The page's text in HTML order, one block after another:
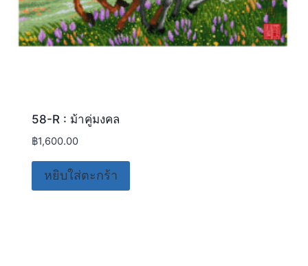
58-R : ม้าคู่มงคล
฿1,600.00
หยิบใส่ตะกร้า